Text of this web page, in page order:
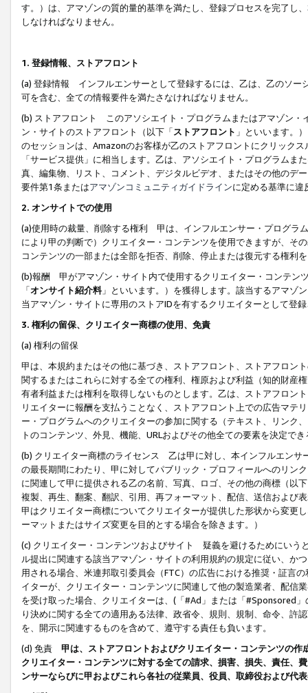
す。）は、アマゾンの質的量的基準を満たし、登録プロセスを完了し、
しなければなりません。
1. 登録情報、ストアフロント
(a) 登録情報 インフルエンサーとして登録するには、乙は、乙のソー
可を含む、全ての情報要件を満たさなければなりません。
(b) ストアフロント このアソシエイト・プログラムまたはアマゾン・
ン・サイトのストアフロント（以下「ストアフロント 」といいます。
のセッションは、Amazonのお客様が乙のストアフロントにクリック
「サービス提供」に相当します。乙は、アソシエイト・プログラム
真、編集物、リスト、コメント、デジタルビデオ、またはその他のデ
要件第1条またはアマゾンコミュニティガイドラインに定める基準に違
2. オンサイトでの使用
(a)使用時の裁量、削除する権利 甲は、インフルエンサー・プログラ
により甲の判断で）クリエイター・コンテンツを使用できますが、そ
コンテンツの一部または全部を拒否、削除、停止または復元する権利
(b)報酬 甲がアマゾン・サイト内で使用するクリエイター・コンテン
「オンサイト紹介料」といいます。）を獲得します。該当するアマゾ
当アマゾン・サイトに専用のストアIDを有するクリエイターとして登
3. 権利の留保、クリエイター商標の使用、免責
(a) 権利の留保
甲は、本規約またはその他に基づき、ストアフロント、ストアフロン
関するまたはこれらに対する全ての権利、権原および利益（知的財産
有者利益または権利を取得しないものとします。乙は、ストアフロン
リエイターに報酬を支払うことなく、ストアフロント上での広告マテ
ー・プログラムへのクリエイターの参加に関する（テキスト、リンク
トのコンテンツ、外見、機能、URLおよびその他全ての要素を決定で
(b) クリエイター商標のライセンス 乙は甲に対し、本インフルエンサ
の最長期間にわたり、甲に対してパブリック・プロフィールへのリン
に関連して甲に提供される乙の名前、写真、ロゴ、その他の商標（以
複製、再生、翻案、翻訳、引用、再フォーマット、配信、送信および
甲はクリエイター商標についてクリエイターが提供した形状から変更
ーマットまたはサイズ変更を目的とする場合を除きます。）
(c) クリエイター・コンテンツおよびサイト 疑義を避けるためにいう
ル提出に関連する該当アマゾン・サイトの利用規約の規定に従い、か
用される場合、米連邦取引委員会（FTC）の広告における推奨・証言
イターが、クリエイター・コンテンツに関連して他の製造業者、配信
を受け取った場合、クリエイターは、(「#Ad」または「#Sponsored
り決めに関する全ての適用ある法律、政省令、規則、規制、命令、許
を、開示に関連するものを含めて、遵守する責任も負います。
(d) 免責 甲は、ストアフロントおよびクリエイター・コンテンツの
クリエイター・コンテンツに対する全ての請求、損害、損失、責任、
ンサーならびに甲およびこれら各社の従業員、役員、取締役および代